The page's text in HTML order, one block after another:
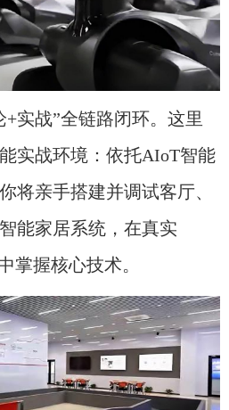
+实战”全链路闭环。这里
实战环境：依托AIoT智能
将亲手搭建并调试客厅、
能家居系统，在真实
掌握核心技术。